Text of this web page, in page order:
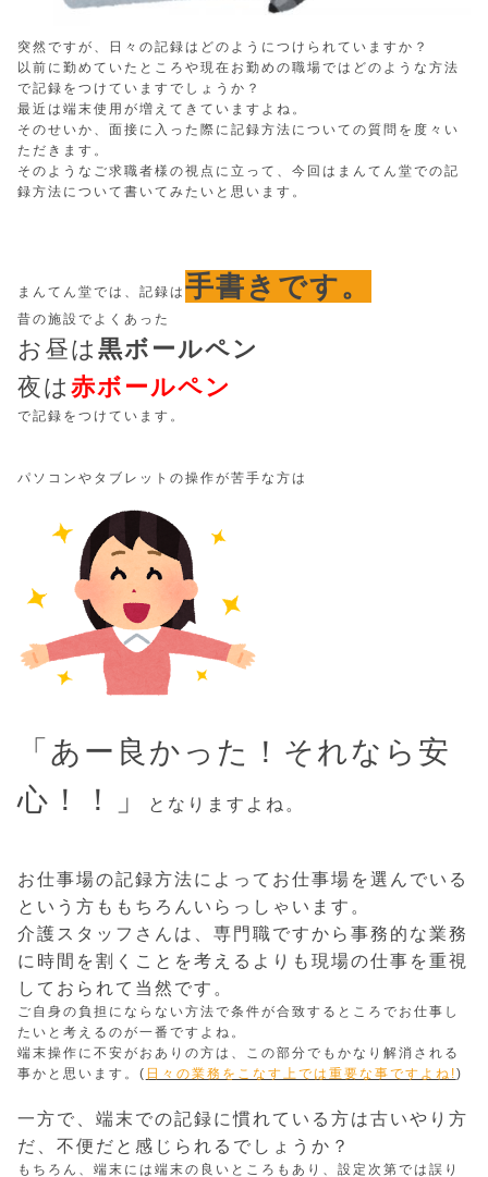
突然ですが、日々の記録はどのようにつけられていますか？
以前に勤めていたところや現在お勤めの職場ではどのような方法
で記録をつけていますでしょうか？
最近は端末使用が増えてきていますよね。
そのせいか、面接に入った際に記録方法についての質問を度々い
ただきます。
そのようなご求職者様の視点に立って、今回はまんてん堂での記
録方法について書いてみたいと思います。
まんてん堂では、記録は 手書きです。
昔の施設でよくあった
お昼は 黒ボールペン
夜は 赤ボールペン
で記録をつけています。
パソコンやタブレットの操作が苦手な方は
「あー良かった！それなら安
心！！」
となりますよね。
お仕事場の記録方法によってお仕事場を選んでいる
という方ももちろんいらっしゃいます。
介護スタッフさんは、専門職ですから事務的な業務
に時間を割くことを考えるよりも現場の仕事を重視
しておられて当然です。
ご自身の負担にならない方法で条件が合致するところでお仕事し
たいと考えるのが一番ですよね。
端末操作に不安がおありの方は、この部分でもかなり解消される
事かと思います。( 日々の業務をこなす上では重要な事ですよね!)
一方で、端末での記録に慣れている方は古いやり方
だ、不便だと感じられるでしょうか？
もちろん、端末には端末の良いところもあり、設定次第では誤り